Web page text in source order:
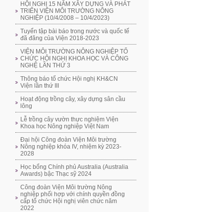
HỘI NGHỊ 15 NĂM XÂY DỰNG VÀ PHÁT
TRIỂN VIỆN MÔI TRƯỜNG NÔNG
NGHIỆP (10/4/2008 – 10/4/2023)
Tuyển tập bài báo trong nước và quốc tế
đã đăng của Viện 2018-2023
VIỆN MÔI TRƯỜNG NÔNG NGHIỆP TỔ
CHỨC HỘI NGHỊ KHOA HỌC VÀ CÔNG
NGHỆ LẦN THỨ 3
Thông báo tổ chức Hội nghị KH&CN
Viện lần thứ III
Hoạt động trồng cây, xây dựng sân cầu
lông
Lễ trồng cây vườn thực nghiệm Viện
Khoa học Nông nghiệp Việt Nam
Đại hội Công đoàn Viện Môi trường
Nông nghiệp khóa IV, nhiệm kỳ 2023-
2028
Học bổng Chính phủ Australia (Australia
Awards) bậc Thạc sỹ 2024
Công đoàn Viện Môi trường Nông
nghiệp phối hợp với chính quyền đồng
cấp tổ chức Hội nghị viên chức năm
2022